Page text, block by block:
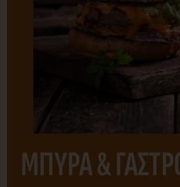
ΜΠΥΡΑ &